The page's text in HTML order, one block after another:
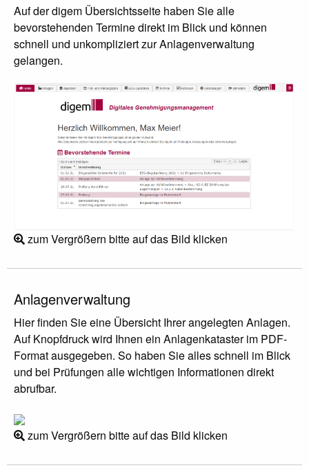
Auf der digem Übersichtsseite haben Sie alle
bevorstehenden Termine direkt im Blick und können
schnell und unkompliziert zur Anlagenverwaltung
gelangen.
zum Vergrößern bitte auf das Bild klicken
Anlagenverwaltung
Hier finden Sie eine Übersicht Ihrer angelegten Anlagen.
Auf Knopfdruck wird Ihnen ein Anlagenkataster im PDF-
Format ausgegeben. So haben Sie alles schnell im Blick
und bei Prüfungen alle wichtigen Informationen direkt
abrufbar.
zum Vergrößern bitte auf das Bild klicken